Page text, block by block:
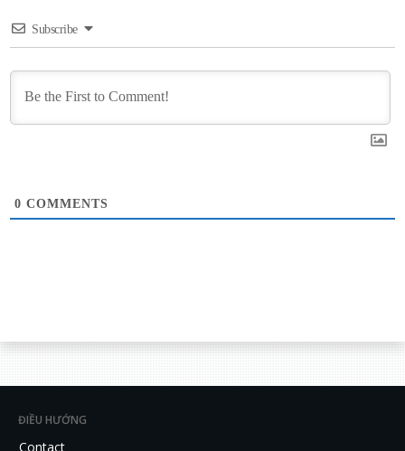
Subscribe
0 COMMENTS
ĐIỀU HƯỚNG
Contact